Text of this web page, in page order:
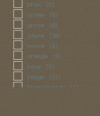
brun (3)
creme (8)
grise (6)
jaune (20)
noire (2)
orange (8)
rose (5)
rouge (12)
translucide (1)